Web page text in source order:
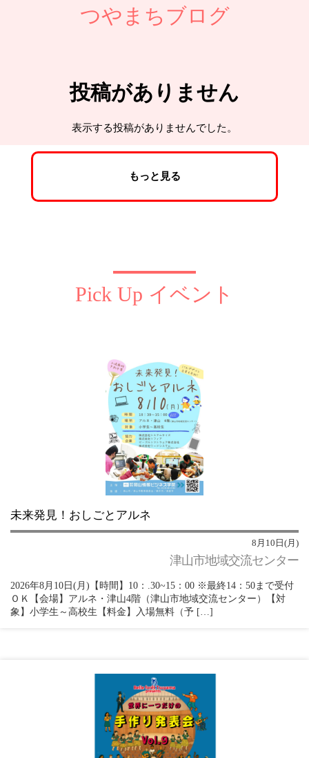
つやまちブログ
投稿がありません
表示する投稿がありませんでした。
もっと見る
Pick Up イベント
未来発見！おしごとアルネ
8月10日(月)
津山市地域交流センター
2026年8月10日(月)【時間】10：.30~15：00 ※最終14：50まで受付
ＯＫ【会場】アルネ・津山4階（津山市地域交流センター）【対
象】小学生～高校生【料金】入場無料（予 […]